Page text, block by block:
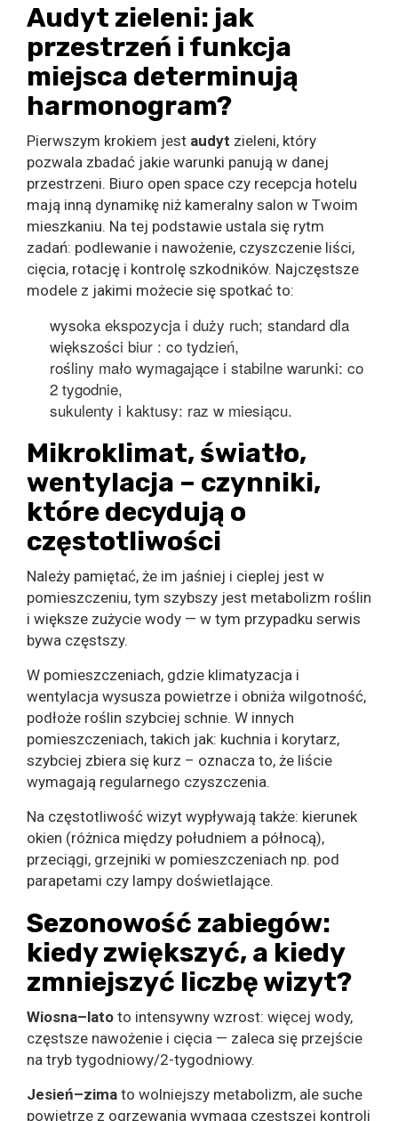
Audyt zieleni: jak
przestrzeń i funkcja
miejsca determinują
harmonogram?
Pierwszym krokiem jest audyt zieleni, który
pozwala zbadać jakie warunki panują w danej
przestrzeni. Biuro open space czy recepcja hotelu
mają inną dynamikę niż kameralny salon w Twoim
mieszkaniu. Na tej podstawie ustala się rytm
zadań: podlewanie i nawożenie, czyszczenie liści,
cięcia, rotację i kontrolę szkodników. Najczęstsze
modele z jakimi możecie się spotkać to:
wysoka ekspozycja i duży ruch; standard dla
większości biur : co tydzień,
rośliny mało wymagające i stabilne warunki: co
2 tygodnie,
sukulenty i kaktusy: raz w miesiącu.
Mikroklimat, światło,
wentylacja – czynniki,
które decydują o
częstotliwości
Należy pamiętać, że im jaśniej i cieplej jest w
pomieszczeniu, tym szybszy jest metabolizm roślin
i większe zużycie wody — w tym przypadku serwis
bywa częstszy.
W pomieszczeniach, gdzie klimatyzacja i
wentylacja wysusza powietrze i obniża wilgotność,
podłoże roślin szybciej schnie. W innych
pomieszczeniach, takich jak: kuchnia i korytarz,
szybciej zbiera się kurz – oznacza to, że liście
wymagają regularnego czyszczenia.
Na częstotliwość wizyt wypływają także: kierunek
okien (różnica między południem a północą),
przeciągi, grzejniki w pomieszczeniach np. pod
parapetami czy lampy doświetlające.
Sezonowość zabiegów:
kiedy zwiększyć, a kiedy
zmniejszyć liczbę wizyt?
Wiosna–lato to intensywny wzrost: więcej wody,
częstsze nawożenie i cięcia — zaleca się przejście
na tryb tygodniowy/2-tygodniowy.
Jesień–zima to wolniejszy metabolizm, ale suche
powietrze z ogrzewania wymaga częstszej kontroli